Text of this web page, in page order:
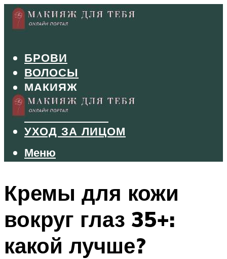
БРОВИ
ВОЛОСЫ
МАКИЯЖ
МАНИКЮР
ТУШЬ И ТЕНИ
УХОД ЗА ЛИЦОМ
Меню
Меню
Кремы для кожи
вокруг глаз 35+:
какой лучше?